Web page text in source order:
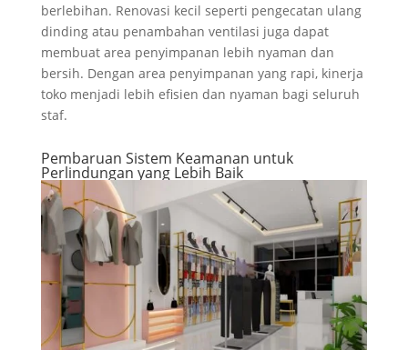
berlebihan. Renovasi kecil seperti pengecatan ulang
dinding atau penambahan ventilasi juga dapat
membuat area penyimpanan lebih nyaman dan
bersih. Dengan area penyimpanan yang rapi, kinerja
toko menjadi lebih efisien dan nyaman bagi seluruh
staf.
Pembaruan Sistem Keamanan untuk
Perlindungan yang Lebih Baik